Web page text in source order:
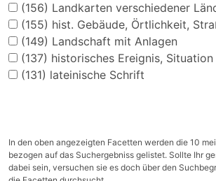
(156) Landkarten verschiedener
(155) hist. Gebäude, Örtlichkeit,
(149) Landschaft mit Anlagen
(137) historisches Ereignis, Situation
(131) lateinische Schrift
In den oben angezeigten Facetten werden die 10
bezogen auf das Suchergebniss gelistet. Sollte Ihr
dabei sein, versuchen sie es doch über den